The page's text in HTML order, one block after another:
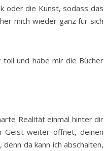
oder die Kunst, sodass das
mich wieder ganz für sich
toll und habe mir die Bücher
Realität einmal hinter dir
Geist weiter öffnet, deinen
da kann ich abschalten,